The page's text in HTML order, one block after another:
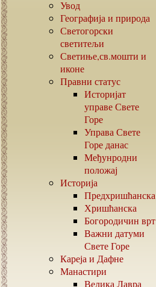
Увод
Географија и природа
Светогорски
светитељи
Светиње,св.мошти и
иконе
Правни статус
Историјат
управе Свете
Горе
Управа Свете
Горе данас
Међунродни
положај
Историја
Предхришћанска
Хришћанска
Богородичин врт
Важни датуми
Свете Горе
Кареја и Дафне
Манастири
Велика Лавра